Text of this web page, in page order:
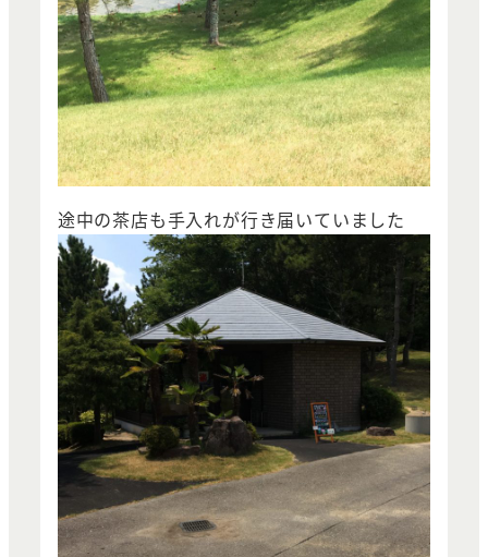
途中の茶店も手入れが行き届いていました